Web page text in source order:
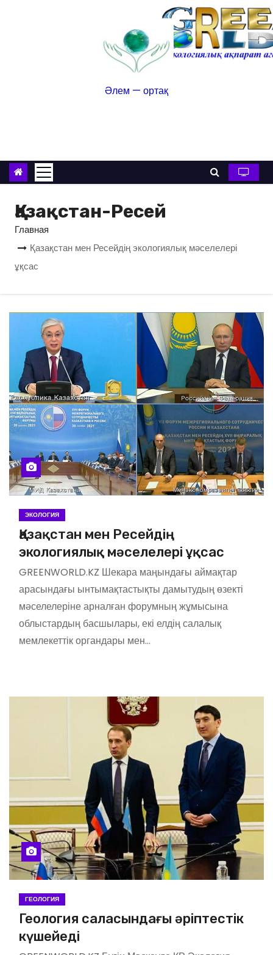
Әлем — ортақ
Қазақстан-Ресей
Главная
Қазақстан мен Ресейдің экологиялық мәселелері
ұқсас
ЭКОЛОГИЯ
Қазақстан мен Ресейдің
экологиялық мәселелері ұқсас
GREENWORLD.KZ Шекара маңындағы аймақтар
арасындағы ынтымақтастықты дамытудың өзекті
мәселелеріне арналған форумның жұмысына
облыстардың басшылары, екі елдің салалық
мемлекеттік органдары мен…
ГЕОЛОГИЯ
Геология саласындағы әріптестік
күшейеді